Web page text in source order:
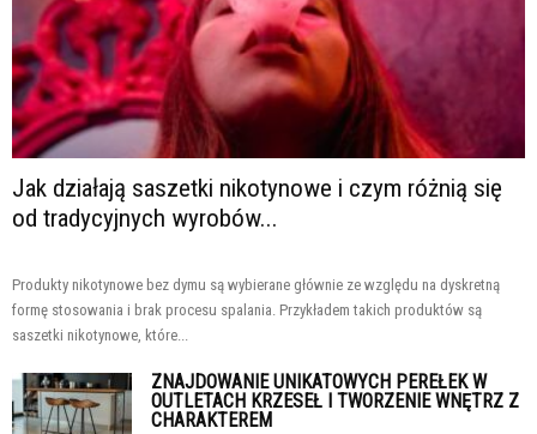
Jak działają saszetki nikotynowe i czym różnią się
od tradycyjnych wyrobów...
Produkty nikotynowe bez dymu są wybierane głównie ze względu na dyskretną
formę stosowania i brak procesu spalania. Przykładem takich produktów są
saszetki nikotynowe, które...
ZNAJDOWANIE UNIKATOWYCH PEREŁEK W
OUTLETACH KRZESEŁ I TWORZENIE WNĘTRZ Z
CHARAKTEREM